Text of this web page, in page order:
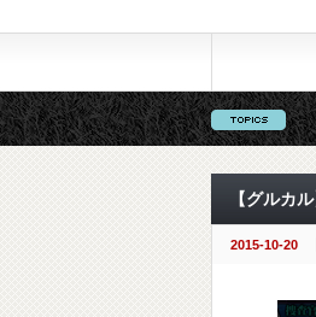
【グルカ
2015-10-20